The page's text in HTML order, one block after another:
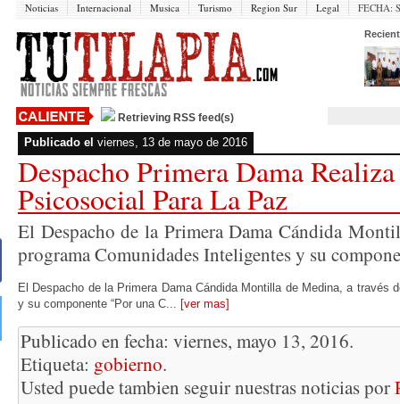
Noticias Internacional Musica Turismo Region Sur Legal FECHA:
Retrieving RSS feed(s)
Publicado el viernes, 13 de mayo de 2016
Despacho Primera Dama
Psicosocial Para La Paz
El Despacho de la Primera Dama Cándida
programa Comunidades Inteligentes y su
El Despacho de la Primera Dama Cándida Montilla de Medina, a través
y su componente “Por una C... [ver mas]
Publicado en fecha: viernes, mayo 13, 2016.
Etiqueta: gobierno.
Usted puede tambien seguir nuestras noticias por